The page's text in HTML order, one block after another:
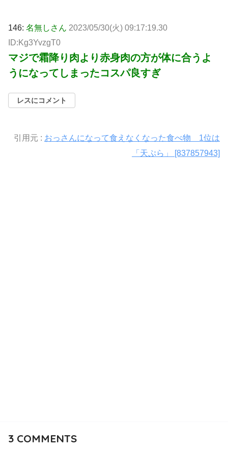
146: 名無しさん 2023/05/30(火) 09:17:19.30
ID:Kg3YvzgT0
マジで霜降り肉より赤身肉の方が体に合うよ
うになってしまったコスパ良すぎ
レスにコメント
引用元 : おっさんになって食えなくなった食べ物 1位は
「天ぷら」 [837857943]
3COMMENTS